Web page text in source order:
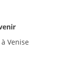
Venise